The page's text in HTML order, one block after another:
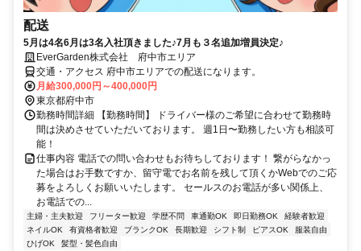
配送
5月は4名6月は3名入社頂きました♪7月も３名追加増員決定♪
EverGarden株式会社 府中市エリア
交通・アクセス 府中市エリアでの配送になります。
月給300,000円～400,000円
東京都府中市
勤務時間詳細 【勤務時間】 ドライバー様のご希望に合わせて勤務時
間は決めさせていただいております。 週1日〜勤務したい方も相談可
能！
仕事内容 電話での問い合わせもお待ちしております！ 繋がらなかっ
た場合はお手数ですか、留守電でお名前を残して頂くかWebでのご応
募をよろしくお願いいたします。 セールスのお電話が多い関係上、
お電話での...
主婦・主夫歓迎 フリーター歓迎 学歴不問 車通勤OK 即日勤務OK
経験者歓迎
ネイルOK
有資格者歓迎 ブランクOK 長期歓迎 シフト制 ピアスOK
服装自由
ひげOK
髪型・髪色自由